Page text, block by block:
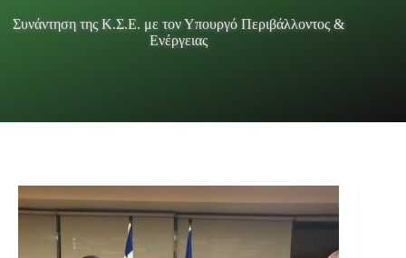
Συνάντηση της Κ.Σ.Ε. με τον Υπουργό Περιβάλλοντος &
Ενέργειας